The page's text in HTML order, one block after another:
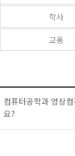
학사
교통
컴퓨터공학과 영상
요?